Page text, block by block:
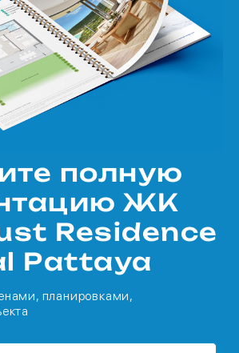
полную
ЖК
Residence
Pattaya
планировками,